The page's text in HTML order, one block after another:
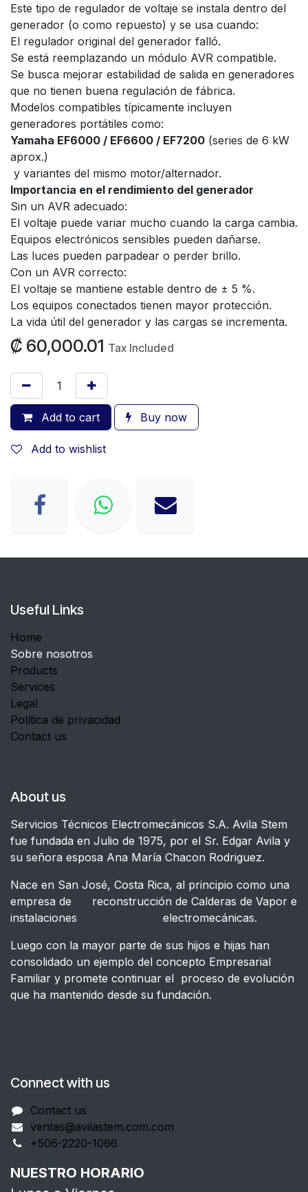
Este tipo de regulador de voltaje se instala dentro del
generador (o como repuesto) y se usa cuando:
El regulador original del generador falló.
Se está reemplazando un módulo AVR compatible.
Se busca mejorar estabilidad de salida en generadores
que no tienen buena regulación de fábrica.
Modelos compatibles típicamente incluyen
generadores portátiles como:
Yamaha EF6000 / EF6600 / EF7200 (series de 6 kW
aprox.)
y variantes del mismo motor/alternador.
Importancia en el rendimiento del generador
Sin un AVR adecuado:
El voltaje puede variar mucho cuando la carga cambia.
Equipos electrónicos sensibles pueden dañarse.
Las luces pueden parpadear o perder brillo.
Con un AVR correcto:
El voltaje se mantiene estable dentro de ± 5 %.
Los equipos conectados tienen mayor protección.
La vida útil del generador y las cargas se incrementa.
₡ 60,000.01 Tax Included
Add to cart Buy now
Add to wishlist
Useful Links
Home
Sobre nosotros
Products
Services
Legal
Política de privacidad
Contact us
About us
Servicios Técnicos Electromecánicos S.A. Avila Stem
fue fundada en Julio de 1975, por el Sr. Edgar Avila y
su señora esposa Ana María Chacon Rodriguez.
Nace en San José, Costa Rica, al principio como una
empresa de reconstrucción de Calderas de Vapor e
instalaciones electromecánicas.
Luego con la mayor parte de sus hijos e hijas han
consolidado un ejemplo del concepto Empresarial
Familiar y promete continuar el proceso de evolución
que ha mantenido desde su fundación.
Connect with us
Contact us
ventas@avilastem.com.com
+506-2220-1066
NUESTRO HORARIO